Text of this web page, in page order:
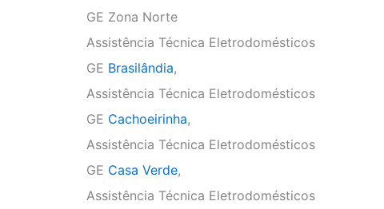
GE Zona Norte
Assistência Técnica Eletrodomésticos
GE Brasilândia,
Assistência Técnica Eletrodomésticos
GE Cachoeirinha,
Assistência Técnica Eletrodomésticos
GE Casa Verde,
Assistência Técnica Eletrodomésticos